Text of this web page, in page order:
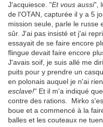
J'acquiesce. "Et vous aussi",
de l'OTAN, capturée il y a 5
mission seule, parle le russe
sûr. J'ai pas insisté et j'ai
essayait de se faire encore
flingue devait faire encore
J'avais soif, je suis allé me
puits pour y prendre un
en polonais auquel je n'ai
esclave!" Et il m'a indiqué
contre des rations. Mirko
boue et a commencé à la
balles et les couteaux ne